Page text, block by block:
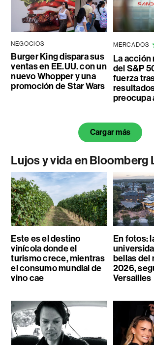
NEGOCIOS
Burger King dispara sus
ventas en EE.UU. con un
nuevo Whopper y una
promoción de Star Wars
MERCADOS
La acción
del S&P
fuerza
preocupa
Cargar más
Lujos y vida en Bloomberg
Este es el destino
vinícola donde el
turismo crece, mientras
el consumo mundial de
vino cae
En fotos:
bellas del
2026,
Versailles